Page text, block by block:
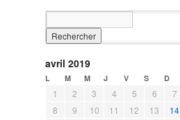
avril 2019
L M M J V S D
1 2 3 4 5 6
7
8
9 10 11 12 13
14